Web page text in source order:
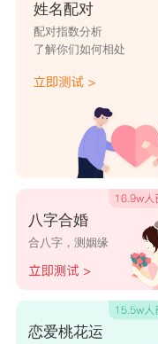
姓名配对
配对指数分析
了解你们如何相处
八字合婚
合八字，测姻缘
恋爱桃花运